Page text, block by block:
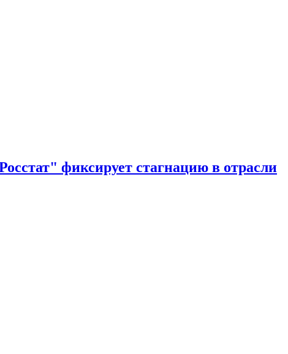
фиксирует стагнацию в отрасли